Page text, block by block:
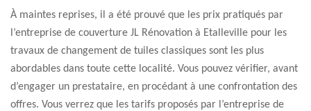
À maintes reprises, il a été prouvé que les prix pratiqués par
l’entreprise de couverture JL Rénovation à Etalleville pour les
travaux de changement de tuiles classiques sont les plus
abordables dans toute cette localité. Vous pouvez vérifier, avant
d’engager un prestataire, en procédant à une confrontation des
offres. Vous verrez que les tarifs proposés par l’entreprise de